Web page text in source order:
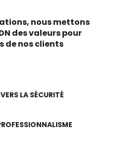
nous mettons
des valeurs pour
de nos clients
LA SÉCURITÉ